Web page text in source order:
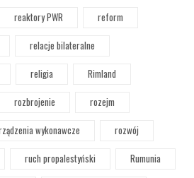
reaktory PWR
reform
relacje bilateralne
religia
Rimland
rozbrojenie
rozejm
wykonawcze
rozwój
ruch propalestyński
Rumunia